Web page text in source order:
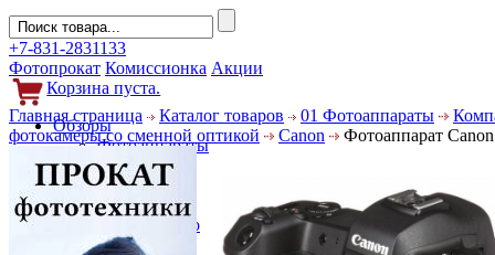
+7-831-2831133
Фотопрокат Комиссионка Акции
Корзина пуста.
Обзоры
Фотоаппараты
Объективы
Фильтры
Новости
Фото и видео
Гаджеты
Главная страница Каталог товаров 01 Фотоаппараты
фотокамеры со сменной оптикой
Canon Фотоаппарат